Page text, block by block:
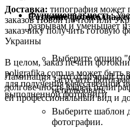
Доставка: типография может
заказов Новой почтой или
заказчику получить готовую
Украины
В целом, заказ печати
poligrafika.com.ua может
для получения качественной
выполненной фотокниги.
Функциональность:
разрывам и уменьшает
Ламинация - это отличный
долговечность вашей
ей профессиональный вид и
Создание
Выберите опцию
Загрузите
использовать.
Выберите шаблон
фотографии.